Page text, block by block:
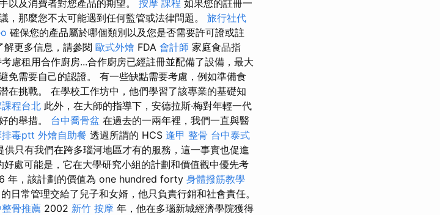
以及消費者對您產品的期望。 按摩 課程 如果您的註冊一
，那麼您不太可能遇到任何監管或法律問題。 旅行社代
確保您的產品屬於哪個類別以及您是否需要許可證或註
解更多信息，請參閱 歐式外燴 FDA 會計師 家庭食品指
慮租用合作廚房...合作廚房已經註冊並配備了設備，最大
免需要自己的認證。 有一些缺點需要考慮，例如準備食
在挑戰。 在學校工作坊中，他們學習了該專業的基礎知
程台北 此外，在大師的指導下，安德拉斯·梅對年輕一代
的舉措。 台中喬骨盆 在過去的一兩年裡，我們一直與醫
排毒ptt 外燴自助餐 透過所謂的 HCS 逢甲 整骨 台中泰式
只有我們在跨多瑙河地區才有的服務，這一事實也促進
好處可能是，它在大學研究小組的計劃和價值觀中優先考
年，該計劃的價值為 one hundred forty 身體撥筋教學
日常管理交給了兒子和女婿，他只負責行銷和社會責任。
骨推薦 2002 新竹 按摩 年，他在多瑙新城經濟學院獲得